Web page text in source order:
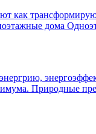
как
дома
Природные